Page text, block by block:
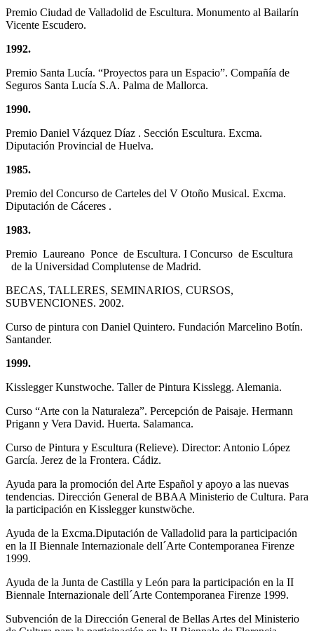
Premio Ciudad de Valladolid de Escultura. Monumento al Bailarín
Vicente Escudero.
1992.
Premio Santa Lucía. “Proyectos para un Espacio”. Compañía de
Seguros Santa Lucía S.A. Palma de Mallorca.
1990.
Premio Daniel Vázquez Díaz . Sección Escultura. Excma.
Diputación Provincial de Huelva.
1985.
Premio del Concurso de Carteles del V Otoño Musical. Excma.
Diputación de Cáceres .
1983.
Premio Laureano Ponce de Escultura. I Concurso de Escultura
de la Universidad Complutense de Madrid.
BECAS, TALLERES, SEMINARIOS, CURSOS,
SUBVENCIONES. 2002.
Curso de pintura con Daniel Quintero. Fundación Marcelino Botín.
Santander.
1999.
Kisslegger Kunstwoche. Taller de Pintura Kisslegg. Alemania.
Curso “Arte con la Naturaleza”. Percepción de Paisaje. Hermann
Prigann y Vera David. Huerta. Salamanca.
Curso de Pintura y Escultura (Relieve). Director: Antonio López
García. Jerez de la Frontera. Cádiz.
Ayuda para la promoción del Arte Español y apoyo a las nuevas
tendencias. Dirección General de BBAA Ministerio de Cultura. Para
la participación en Kisslegger kunstwöche.
Ayuda de la Excma.Diputación de Valladolid para la participación
en la II Biennale Internazionale dell´Arte Contemporanea Firenze
1999.
Ayuda de la Junta de Castilla y León para la participación en la II
Biennale Internazionale dell´Arte Contemporanea Firenze 1999.
Subvención de la Dirección General de Bellas Artes del Ministerio